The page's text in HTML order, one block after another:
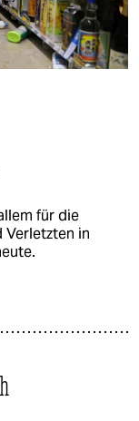
für die
Verletzten in